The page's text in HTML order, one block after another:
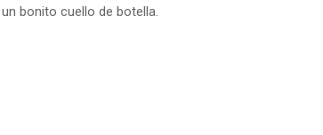
bonito cuello de botella.